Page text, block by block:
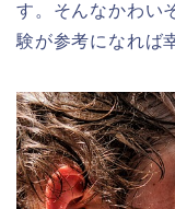
す。そんなかわい
験が参考になれば